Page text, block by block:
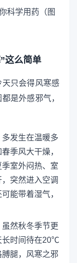
这么简单
天只会得风寒感
是外感邪气，
发生在温暖多
季风大干燥，
室外闷热、室
突然进入空调
能带着湿气，
然秋冬季节更
长时间待在20℃
腿，风寒之邪